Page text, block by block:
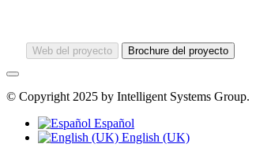
Web del proyecto Brochure del proyecto
© Copyright 2025 by Intelligent Systems Group.
Español
English (UK)